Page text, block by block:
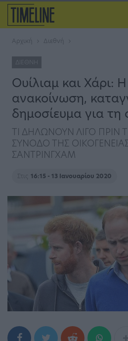
Αρχική Διεθνή
ΔΙΕΘΝΉ
Ουίλιαμ και Χάρι:
ανακοίνωση,
δημοσίευμα για τη
ΤΙ ΔΗΛΩΝΟΥΝ ΛΙΓΟ ΠΡΙΝ
ΣΥΝΟΔΟ ΤΗΣ
ΣΑΝΤΡΙΝΓΧΑΜ
Στις 16:15 - 13 Ιανουαρίου 2020